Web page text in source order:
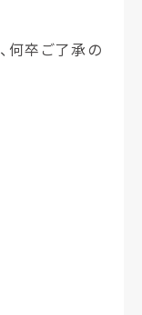
何卒ご了承の